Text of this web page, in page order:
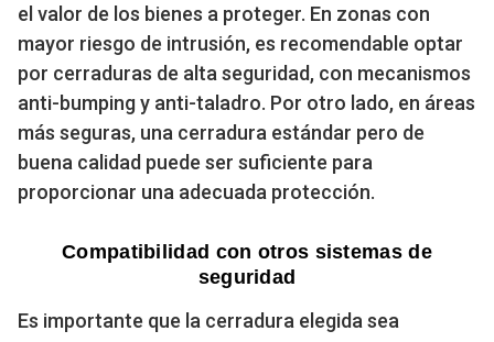
el valor de los bienes a proteger. En zonas con
mayor riesgo de intrusión, es recomendable optar
por cerraduras de alta seguridad, con mecanismos
anti-bumping y anti-taladro. Por otro lado, en áreas
más seguras, una cerradura estándar pero de
buena calidad puede ser suficiente para
proporcionar una adecuada protección.
Compatibilidad con otros sistemas de
seguridad
Es importante que la cerradura elegida sea